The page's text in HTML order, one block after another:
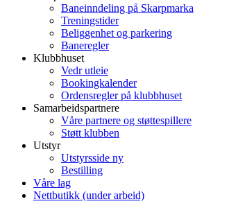
Baneinndeling på Skarpmarka
Treningstider
Beliggenhet og parkering
Baneregler
Klubbhuset
Vedr utleie
Bookingkalender
Ordensregler på klubbhuset
Samarbeidspartnere
Våre partnere og støttespillere
Støtt klubben
Utstyr
Utstyrsside ny
Bestilling
Våre lag
Nettbutikk (under arbeid)